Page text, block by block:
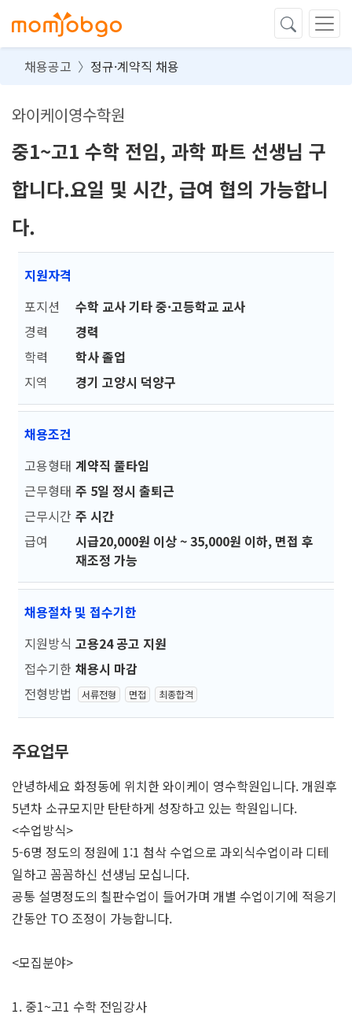
채용공고 정규·계약직 채용
와이케이영수학원
중1~고1 수학 전임, 과학 파트 선생님 구
합니다.요일 및 시간, 급여 협의 가능합니
다.
지원자격
포지션
수학 교사 기타 중·고등학교 교사
경력
경력
학력
학사 졸업
지역
경기 고양시 덕양구
채용조건
고용형태 계약직 풀타임
근무형태 주 5일 정시 출퇴근
근무시간 주 시간
급여
시급20,000원 이상 ~ 35,000원 이하, 면접 후
재조정 가능
채용절차 및 접수기한
지원방식 고용24 공고 지원
접수기한 채용시 마감
전형방법
서류전형 면접 최종합격
주요업무
안녕하세요 화정동에 위치한 와이케이 영수학원입니다. 개원후
5년차 소규모지만 탄탄하게 성장하고 있는 학원입니다.
<수업방식>
5-6명 정도의 정원에 1:1 첨삭 수업으로 과외식수업이라 디테
일하고 꼼꼼하신 선생님 모십니다.
공통 설명정도의 칠판수업이 들어가며 개별 수업이기에 적응기
간동안 TO 조정이 가능합니다.
<모집분야>
1. 중1~고1 수학 전임강사